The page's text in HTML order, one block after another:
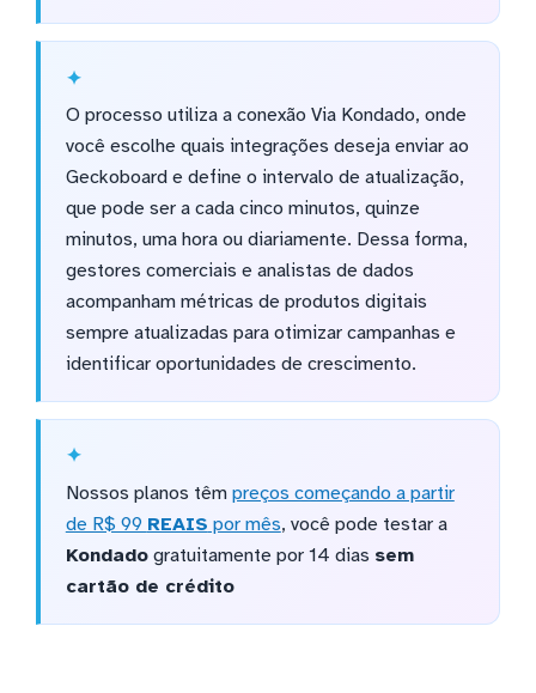
O processo utiliza a conexão Via Kondado, onde
você escolhe quais integrações deseja enviar ao
Geckoboard e define o intervalo de atualização,
que pode ser a cada cinco minutos, quinze
minutos, uma hora ou diariamente. Dessa forma,
gestores comerciais e analistas de dados
acompanham métricas de produtos digitais
sempre atualizadas para otimizar campanhas e
identificar oportunidades de crescimento.
Nossos planos têm preços começando a partir
de R$ 99 REAIS por mês, você pode testar a
Kondadogratuitamente por 14 dias sem
cartão de crédito